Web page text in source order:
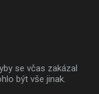
se včas zakázal
být vše jinak.